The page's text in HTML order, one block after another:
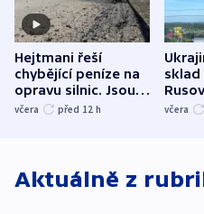
Hejtmani řeší
chybějící peníze na
opravu silnic. Jsou
nenárokové, namítá
včera před 12 h
sklad
trh,
včera
Aktuálně z